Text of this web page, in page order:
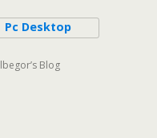
Pc Desktop
Blog